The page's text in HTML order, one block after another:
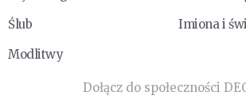
Ślub
Imiona i
Modlitwy
Dołącz do społeczności